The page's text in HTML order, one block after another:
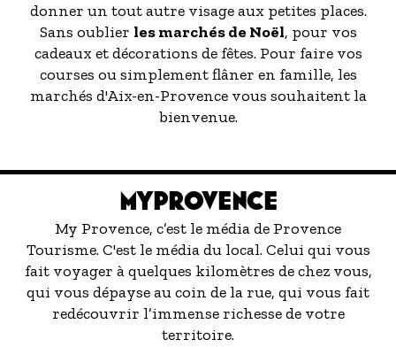
donner un tout autre visage aux petites places.
Sans oublier les marchés de Noël, pour vos
cadeaux et décorations de fêtes. Pour faire vos
courses ou simplement flâner en famille, les
marchés d'Aix-en-Provence vous souhaitent la
bienvenue.
MYPROVENCE
My Provence, c’est le média de Provence
Tourisme. C'est le média du local. Celui qui vous
fait voyager à quelques kilomètres de chez vous,
qui vous dépayse au coin de la rue, qui vous fait
redécouvrir l’immense richesse de votre
territoire.